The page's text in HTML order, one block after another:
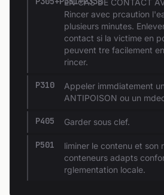
EN CAS DE CONTACT
Rincer avec prcaution
plusieurs minutes.
contact si la victime en
peuvent tre facilement
rincer.
P310
Appeler immdiatement
ANTIPOISON ou un
P405 Garder sous clef.
P501
liminer le contenu et son
conteneurs adapts
rglementation locale.